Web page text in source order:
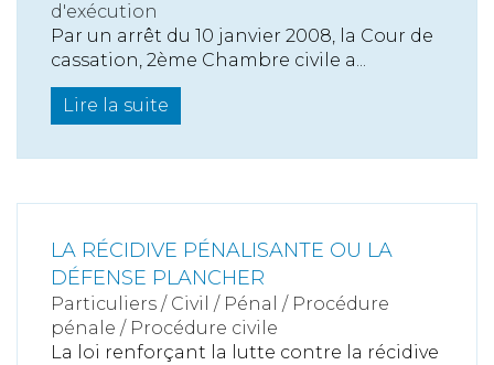
d'exécution
Par un arrêt du 10 janvier 2008, la Cour de
cassation, 2ème Chambre civile a...
Lire la suite
LA RÉCIDIVE PÉNALISANTE OU LA
DÉFENSE PLANCHER
Particuliers / Civil / Pénal / Procédure
pénale / Procédure civile
La loi renforçant la lutte contre la récidive